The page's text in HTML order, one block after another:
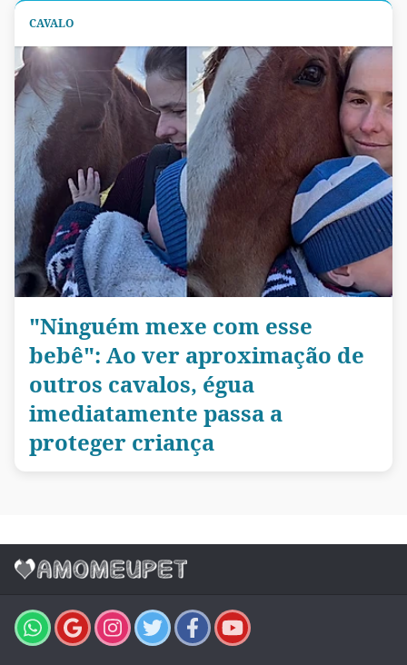
CAVALO
"Ninguém mexe com esse
bebê": Ao ver aproximação de
outros cavalos, égua
imediatamente passa a
proteger criança